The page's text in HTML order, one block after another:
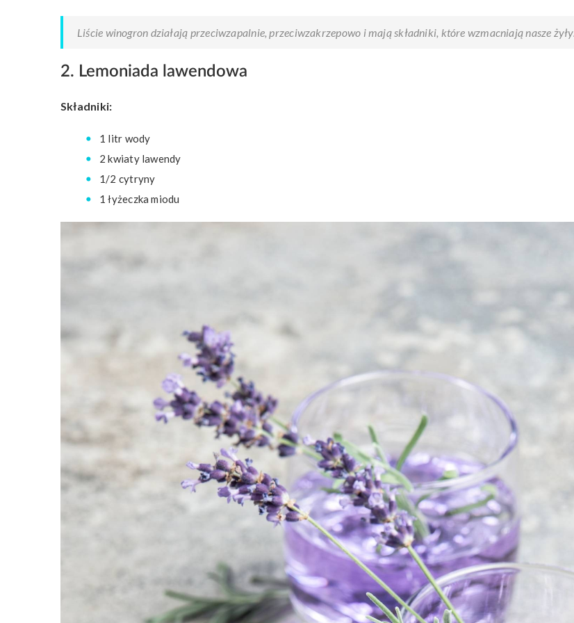
Liście winogron działają przeciwzapalnie, przeciwzakrzepowo i mają składniki, które wzmacniają nasze żyły.
2. Lemoniada lawendowa
Składniki:
1 litr wody
2 kwiaty lawendy
1/2 cytryny
1 łyżeczka miodu